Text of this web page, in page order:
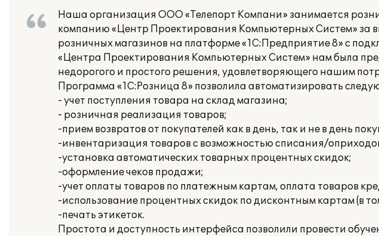
Наша организация ООО «Телепорт Компани» занимается
компанию «Центр Проектирования Компьютерных Систем» за
розничных магазинов на платформе «1С:Предприятие 8» с
«Центра Проектирования Компьютерных Систем» нам была
недорогого и простого решения, удовлетворяющего нашим
Программа «1С:Розница 8» позволила автоматизировать
- учет поступления товара на склад магазина;
- розничная реализация товаров;
-прием возвратов от покупателей как в день, так и не в день
-инвентаризация товаров с возможностью списания/
-установка автоматических товарных процентных скидок;
-оформление чеков продажи;
-учет оплаты товаров по платежным картам, оплата товаров
-использование процентных скидок по дисконтным картам (в
-печать этикеток.
Простота и доступность интерфейса позволили провести